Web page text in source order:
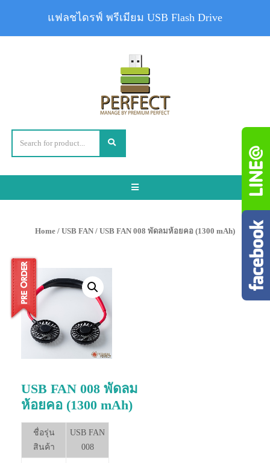
Toggle
Home / USB FAN / USB FAN 008 พัดลมห้อยคอ (1300 mAh)
USB FAN 008 พัดลม
ห้อยคอ (1300 mAh)
ชื่อรุ่น
สินค้า
USB FAN
008
แฟลชไดรฟ์ พรีเมียม USB Flash Drive